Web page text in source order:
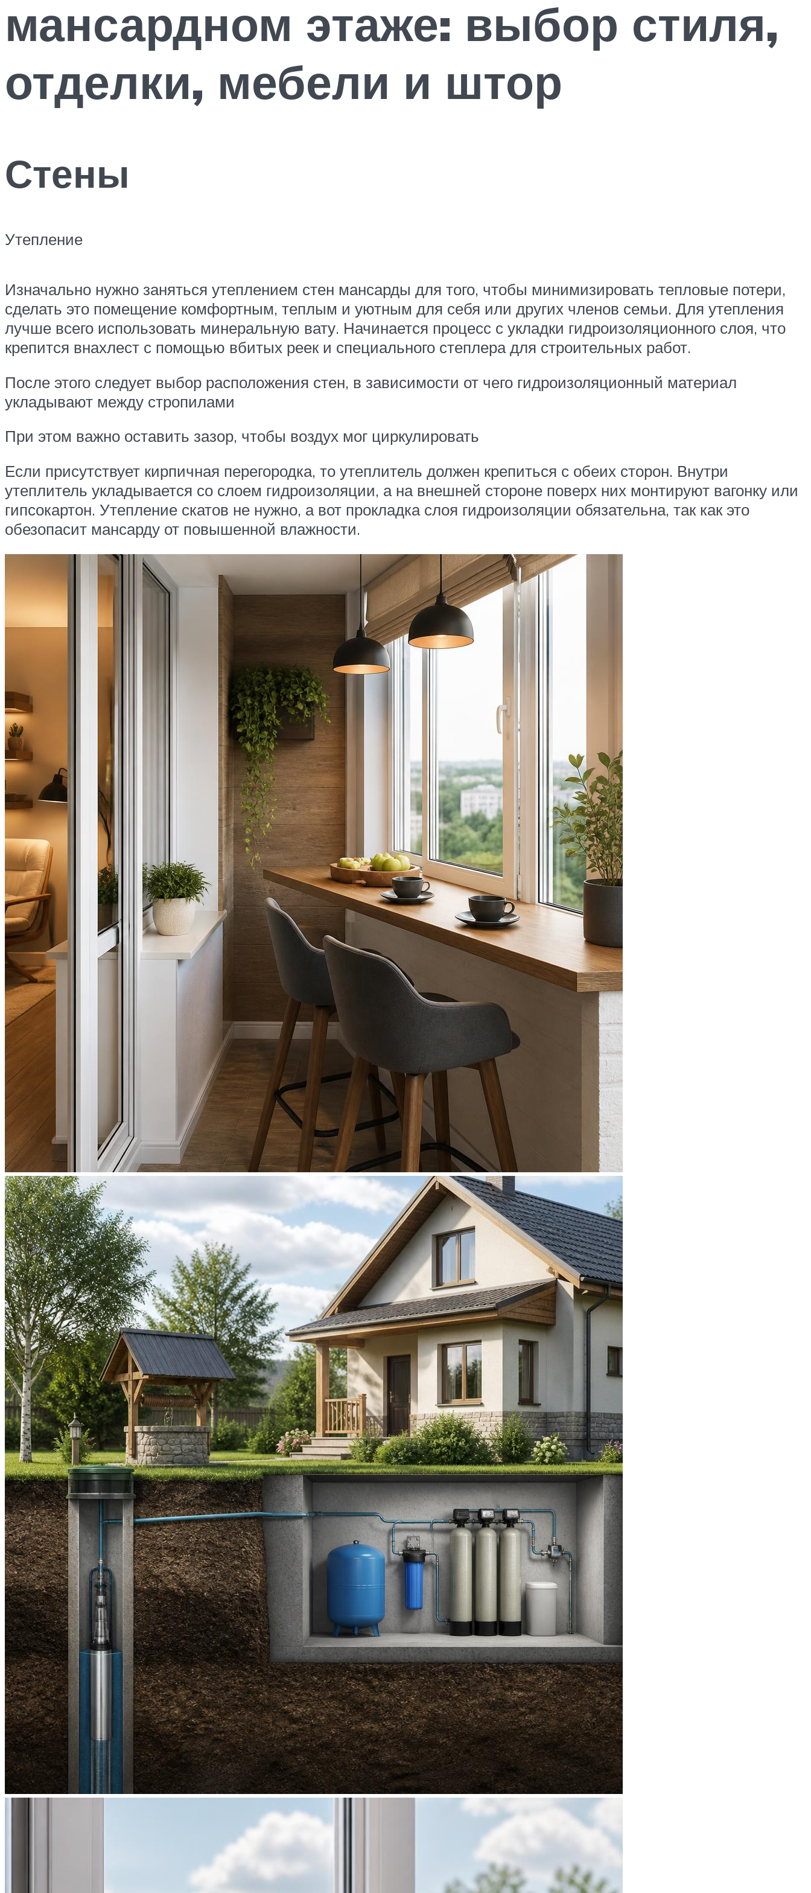
мансардном этаже: выбор стиля,
отделки, мебели и штор
Стены
Утепление
Изначально нужно заняться утеплением стен мансарды для того, чтобы минимизировать тепловые потери,
сделать это помещение комфортным, теплым и уютным для себя или других членов семьи. Для утепления
лучше всего использовать минеральную вату. Начинается процесс с укладки гидроизоляционного слоя, что
крепится внахлест с помощью вбитых реек и специального степлера для строительных работ.
После этого следует выбор расположения стен, в зависимости от чего гидроизоляционный материал
укладывают между стропилами
При этом важно оставить зазор, чтобы воздух мог циркулировать
Если присутствует кирпичная перегородка, то утеплитель должен крепиться с обеих сторон. Внутри
утеплитель укладывается со слоем гидроизоляции, а на внешней стороне поверх них монтируют вагонку или
гипсокартон. Утепление скатов не нужно, а вот прокладка слоя гидроизоляции обязательна, так как это
обезопасит мансарду от повышенной влажности.